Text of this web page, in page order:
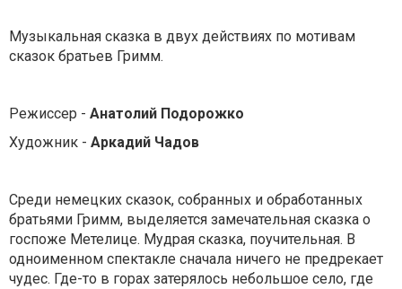
Музыкальная сказка в двух действиях по мотивам
сказок братьев Гримм.
Режиссер - Анатолий Подорожко
Художник - Аркадий Чадов
Среди немецких сказок, собранных и обработанных
братьями Гримм, выделяется замечательная сказка о
госпоже Метелице. Мудрая сказка, поучительная. В
одноименном спектакле сначала ничего не предрекает
чудес. Где-то в горах затерялось небольшое село, где